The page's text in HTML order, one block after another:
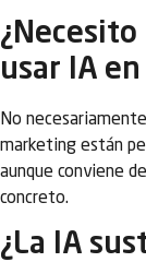
usar IA
No
marketing están
aunque conviene
concreto.
¿La IA